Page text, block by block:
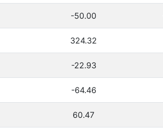
-50.00
324.32
-22.93
-64.46
60.47